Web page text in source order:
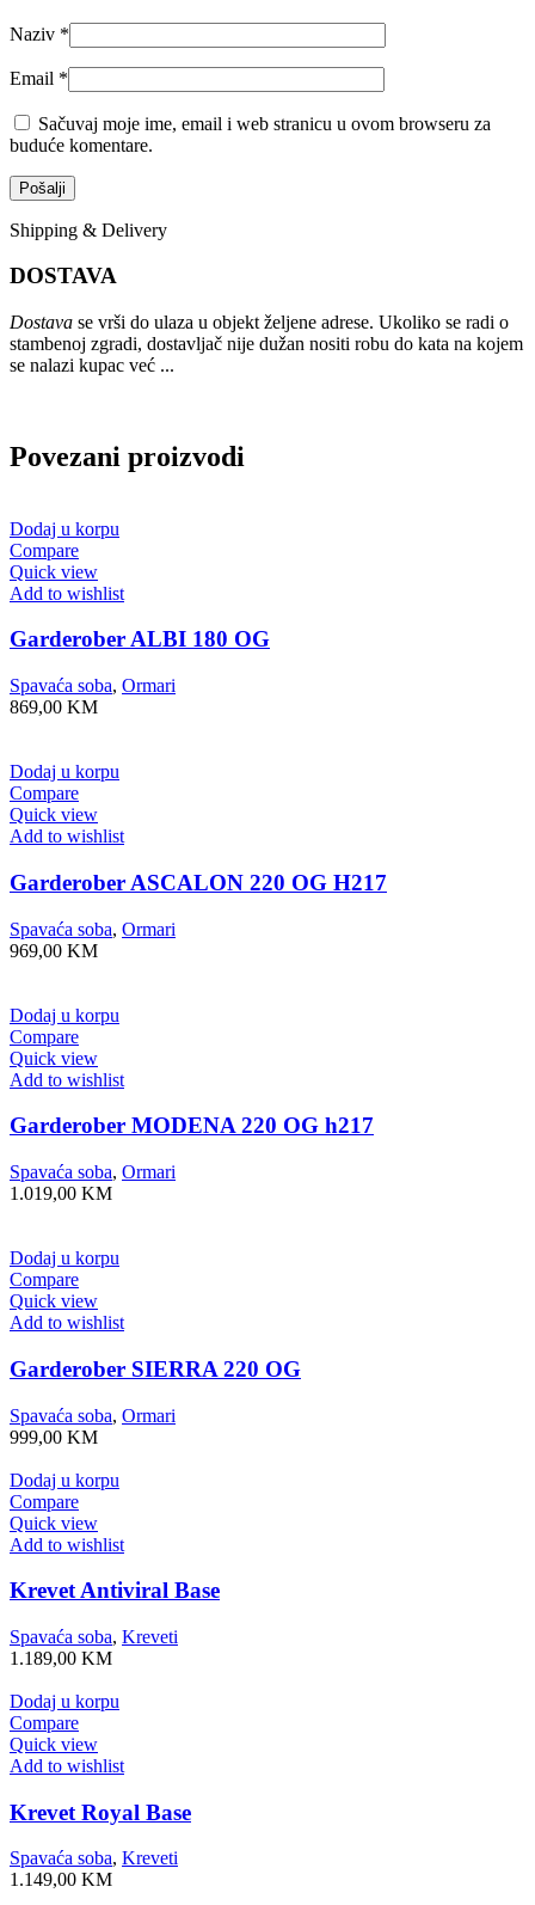
Naziv *
Email *
Sačuvaj moje ime, email i web stranicu u ovom browseru za
buduće komentare.
Shipping & Delivery
DOSTAVA
Dostava se vrši do ulaza u objekt željene adrese. Ukoliko se radi o
stambenoj zgradi, dostavljač nije dužan nositi robu do kata na kojem
se nalazi kupac već ...
Povezani proizvodi
Dodaj u korpu
Compare
Quick view
Add to wishlist
Garderober ALBI 180 OG
Spavaća soba, Ormari
869,00 KM
Dodaj u korpu
Compare
Quick view
Add to wishlist
Garderober ASCALON 220 OG H217
Spavaća soba, Ormari
969,00 KM
Dodaj u korpu
Compare
Quick view
Add to wishlist
Garderober MODENA 220 OG h217
Spavaća soba, Ormari
1.019,00 KM
Dodaj u korpu
Compare
Quick view
Add to wishlist
Garderober SIERRA 220 OG
Spavaća soba, Ormari
999,00 KM
Dodaj u korpu
Compare
Quick view
Add to wishlist
Krevet Antiviral Base
Spavaća soba, Kreveti
1.189,00 KM
Dodaj u korpu
Compare
Quick view
Add to wishlist
Krevet Royal Base
Spavaća soba, Kreveti
1.149,00 KM